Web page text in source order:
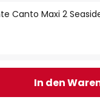
Canto Maxi 2
In den